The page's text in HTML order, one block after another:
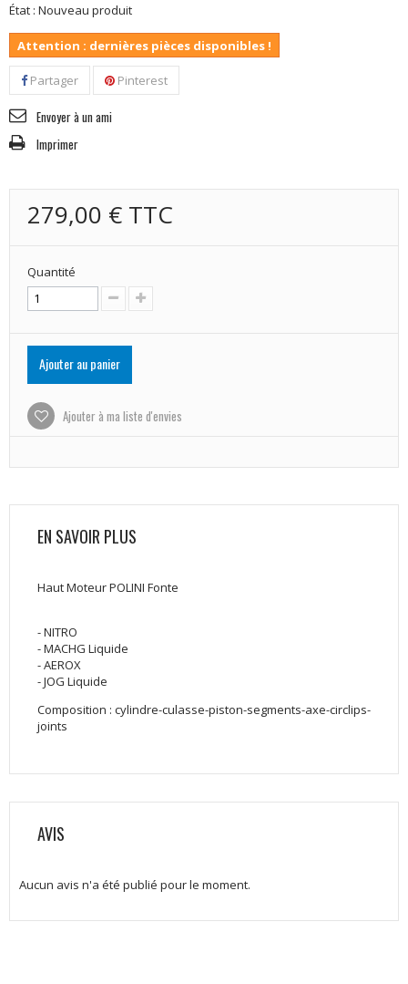
État : Nouveau produit
Attention : dernières pièces disponibles !
Partager Pinterest
Envoyer à un ami
Imprimer
279,00 € TTC
Quantité
Ajouter au panier
Ajouter à ma liste d'envies
EN SAVOIR PLUS
Haut Moteur POLINI Fonte
- NITRO
- MACHG Liquide
- AEROX
- JOG Liquide
Composition : cylindre-culasse-piston-segments-axe-circlips-
joints
AVIS
Aucun avis n'a été publié pour le moment.